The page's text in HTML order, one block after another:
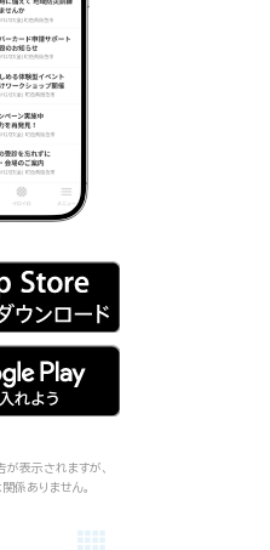
表示されますが、
係ありません。